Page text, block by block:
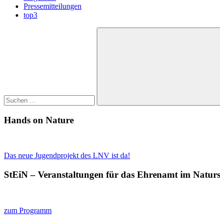
Pressemitteilungen
top3
Suchen
Hands on Nature
Das neue Jugendprojekt des LNV ist da!
StEiN – Veranstaltungen für das Ehrenamt im
zum Programm